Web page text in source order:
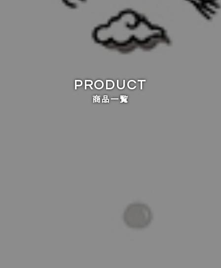
PRODUCT
商品一覧